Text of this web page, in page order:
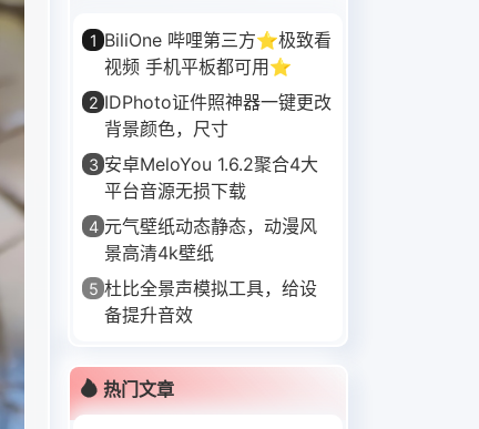
1 BiliOne 哔哩第三方⭐极致看
视频 手机平板都可用⭐
2 IDPhoto证件照神器一键更改
背景颜色，尺寸
3 安卓MeloYou 1.6.2聚合4大
平台音源无损下载
4 元气壁纸动态静态，动漫风
景高清4k壁纸
5 杜比全景声模拟工具，给设
备提升音效
热门文章